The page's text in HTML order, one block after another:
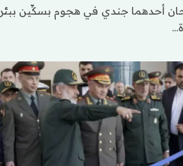
أحدهما جندي في هجوم بسكِّين ببئر